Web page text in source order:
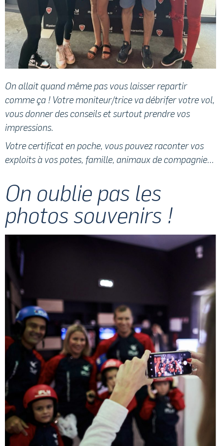
On allait quand même pas vous laisser repartir
comme ça ! Votre moniteur/trice va débrifer votre vol,
vous donner des conseils et surtout prendre vos
impressions.
Votre certificat en poche, vous pouvez raconter vos
exploits à vos potes, famille, animaux de compagnie…
On oublie pas les
photos souvenirs !